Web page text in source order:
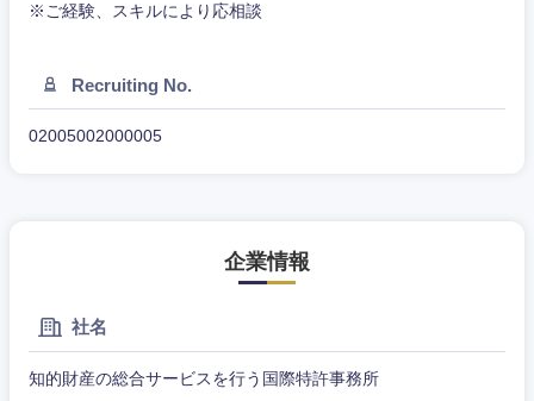
※ご経験、スキルにより応相談
Recruiting No.
02005002000005
企業情報
社名
知的財産の総合サービスを行う国際特許事務所
技術職
（IT）、
くり）
金融専門
金融専門職
事務職
その他
IT・通信
コンサル・シンクタンク
広告・宣伝・印刷
関東地方
神奈川県
完全週休2日制